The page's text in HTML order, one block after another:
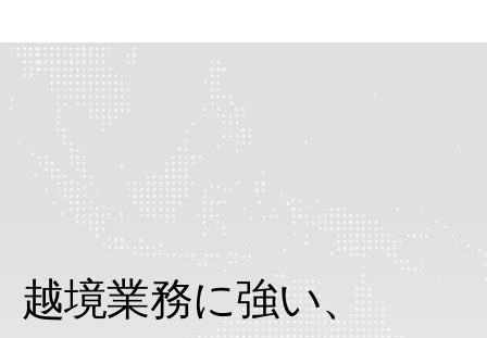
越境業務に強い、